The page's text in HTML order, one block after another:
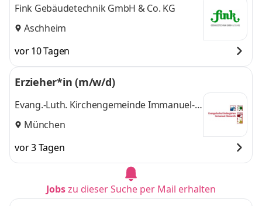
Fink Gebäudetechnik GmbH & Co. KG
Aschheim
vor 10 Tagen
Erzieher*in (m/w/d)
Evang.-Luth. Kirchengemeinde Immanuel-
Nazareth
München
vor 3 Tagen
Jobszu dieser Suche per Mail erhalten